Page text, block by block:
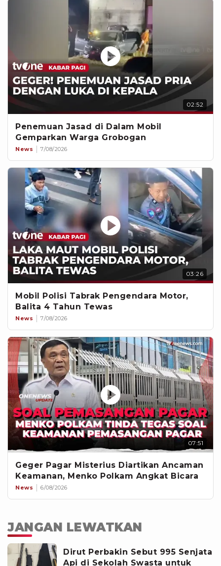
02:52
Penemuan Jasad di Dalam Mobil
Gemparkan Warga Grobogan
News 7/08/2026
03:26
Mobil Polisi Tabrak Pengendara Motor,
Balita 4 Tahun Tewas
News 7/08/2026
07:51
Geger Pagar Misterius Diartikan Ancaman
Keamanan, Menko Polkam Angkat Bicara
News 6/08/2026
JANGAN LEWATKAN
Dirut Perbakin Sebut 995 Senjata
Api di Sekolah Swasta untuk